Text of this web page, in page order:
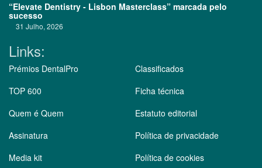
“Elevate Dentistry - Lisbon Masterclass” marcada pelo
sucesso
31 Julho, 2026
Links:
Prémios DentalPro
TOP 600
Quem é Quem
Assinatura
Media kit
Classificados
Ficha técnica
Estatuto editorial
Política de privacidade
Política de cookies